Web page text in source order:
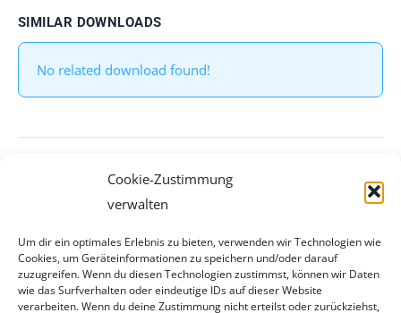
Cookie-Zustimmung
verwalten
Um dir ein optimales Erlebnis zu bieten, verwenden wir Technologien wie
Cookies, um Geräteinformationen zu speichern und/oder darauf
zuzugreifen. Wenn du diesen Technologien zustimmst, können wir Daten
wie das Surfverhalten oder eindeutige IDs auf dieser Website
verarbeiten. Wenn du deine Zustimmung nicht erteilst oder zurückziehst,
SIMILAR DOWNLOADS
No related download found!